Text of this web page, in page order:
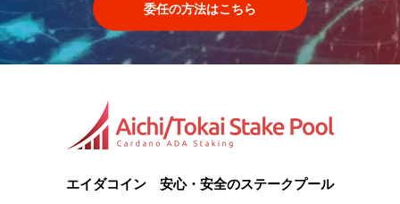
委任の方法はこちら
エイダコイン 安心・安全のステークプール